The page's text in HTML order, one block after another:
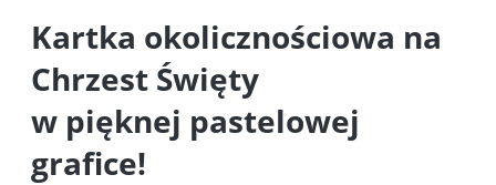
Kartka okolicznościowa na
Chrzest Święty
w pięknej pastelowej
grafice!